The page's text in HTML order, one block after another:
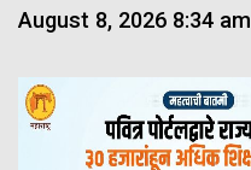
August 8, 2026 8:34 am